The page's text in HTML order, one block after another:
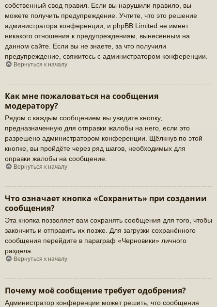
собственный свод правил. Если вы нарушили правило, вы
можете получить предупреждение. Учтите, что это решение
администратора конференции, и phpBB Limited не имеет
никакого отношения к предупреждениям, вынесенным на
данном сайте. Если вы не знаете, за что получили
предупреждение, свяжитесь с администратором конференции.
Вернуться к началу
Как мне пожаловаться на сообщения
модератору?
Рядом с каждым сообщением вы увидите кнопку,
предназначенную для отправки жалобы на него, если это
разрешено администратором конференции. Щёлкнув по этой
кнопке, вы пройдёте через ряд шагов, необходимых для
оправки жалобы на сообщение.
Вернуться к началу
Что означает кнопка «Сохранить» при создании
сообщения?
Эта кнопка позволяет вам сохранять сообщения для того, чтобы
закончить и отправить их позже. Для загрузки сохранённого
сообщения перейдите в параграф «Черновики» личного
раздела.
Вернуться к началу
Почему моё сообщение требует одобрения?
Администратор конференции может решить, что сообщения